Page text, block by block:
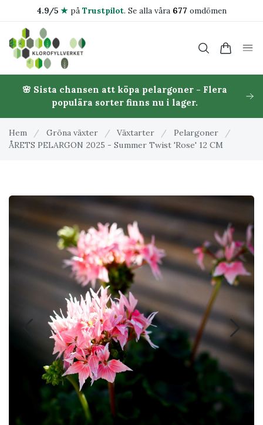
4.9/5 ★på Trustpilot. Se alla våra 677 omdömen
🌸 Sista chansen att köpa pelargoner - Flera
populära sorter finns nu i lager.
Hem / Gröna växter / Växtarter / Pelargoner
/
ÅRETS PELARGON 2025 - Summer Twist 'Rose' 12 CM